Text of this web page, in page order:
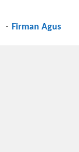
- Firman Agus